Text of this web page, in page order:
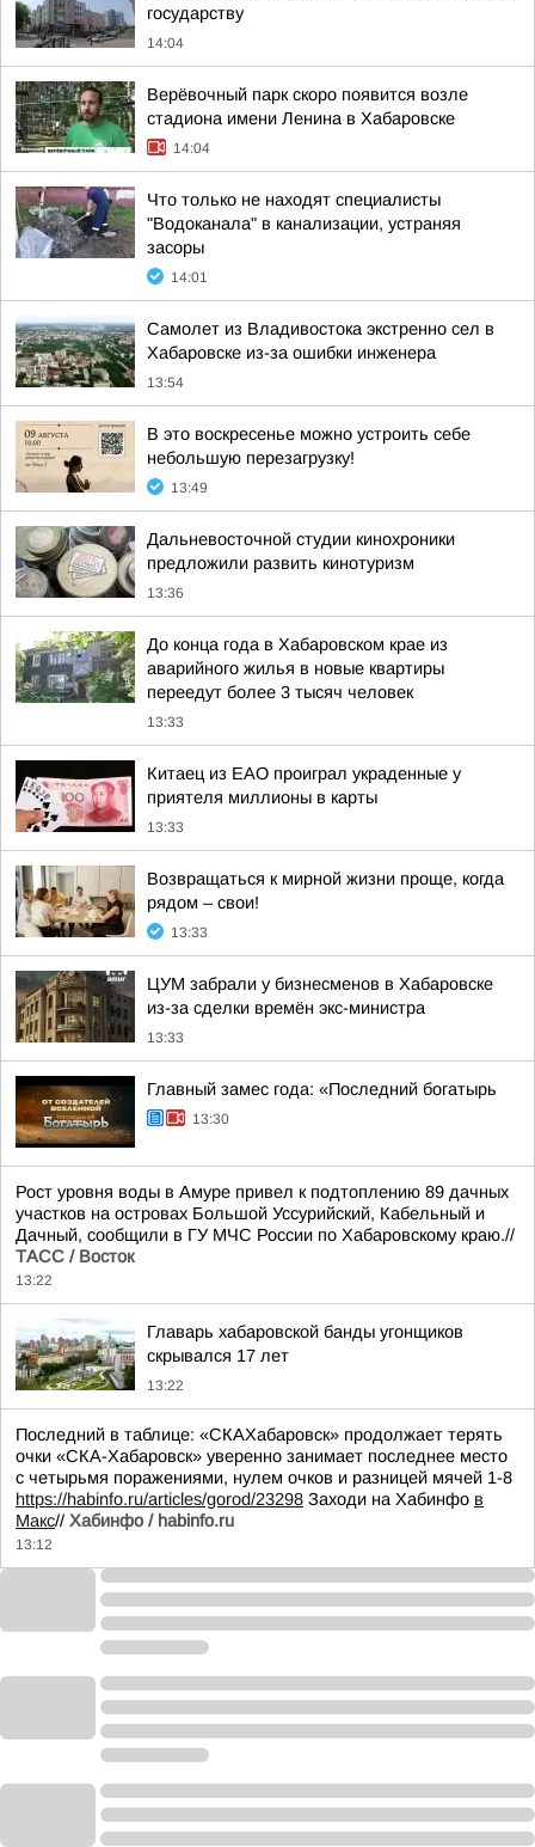
государству
14:04
Верёвочный парк скоро появится возле
стадиона имени Ленина в Хабаровске
14:04
Что только не находят специалисты
"Водоканала" в канализации, устраняя
засоры
14:01
Самолет из Владивостока экстренно сел в
Хабаровске из-за ошибки инженера
13:54
В это воскресенье можно устроить себе
небольшую перезагрузку!
13:49
Дальневосточной студии кинохроники
предложили развить кинотуризм
13:36
До конца года в Хабаровском крае из
аварийного жилья в новые квартиры
переедут более 3 тысяч человек
13:33
Китаец из ЕАО проиграл украденные у
приятеля миллионы в карты
13:33
Возвращаться к мирной жизни проще, когда
рядом – свои!
13:33
ЦУМ забрали у бизнесменов в Хабаровске
из-за сделки времён экс-министра
13:33
Главный замес года: «Последний богатырь
13:30
Рост уровня воды в Амуре привел к подтоплению 89 дачных
участков на островах Большой Уссурийский, Кабельный и
Дачный, сообщили в ГУ МЧС России по Хабаровскому краю.//
ТАСС / Восток
13:22
Главарь хабаровской банды угонщиков
скрывался 17 лет
13:22
Последний в таблице: «СКАХабаровск» продолжает терять
очки «СКА-Хабаровск» уверенно занимает последнее место
с четырьмя поражениями, нулем очков и разницей мячей 1-8
https://habinfo.ru/articles/gorod/23298 Заходи на Хабинфо в
Макс// Хабинфо / habinfo.ru
13:12